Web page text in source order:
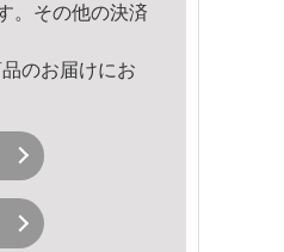
。その他の決済
のお届けにお